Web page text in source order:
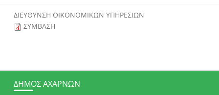
ΔΙΕΥΘΥΝΣΗ ΟΙΚΟΝΟΜΙΚΩΝ ΥΠΗΡΕΣΙΩΝ
ΣΥΜΒΑΣΗ
ΔΉΜΟΣ ΑΧΑΡΝΏΝ